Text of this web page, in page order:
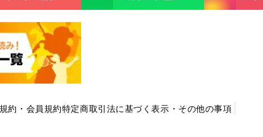
約・会員規約特定商取引法に基づく表示・その他の事項